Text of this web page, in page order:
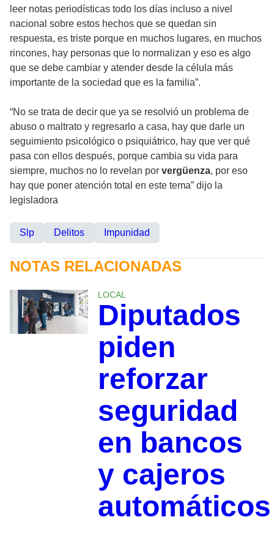
leer notas periodísticas todo los días incluso a nivel
nacional sobre estos hechos que se quedan sin
respuesta, es triste porque en muchos lugares, en muchos
rincones, hay personas que lo normalizan y eso es algo
que se debe cambiar y atender desde la célula más
importante de la sociedad que es la familia”.
“No se trata de decir que ya se resolvió un problema de
abuso o maltrato y regresarlo a casa, hay que darle un
seguimiento psicológico o psiquiátrico, hay que ver qué
pasa con ellos después, porque cambia su vida para
siempre, muchos no lo revelan por vergüenza, por eso
hay que poner atención total en este tema” dijo la
legisladora
Slp Delitos Impunidad
NOTAS RELACIONADAS
LOCAL
Diputados
piden
reforzar
seguridad
en bancos
y cajeros
automáticos